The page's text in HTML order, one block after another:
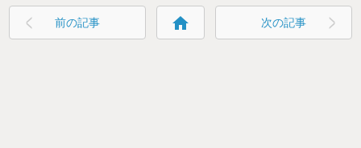
前の記事 home 次の記事